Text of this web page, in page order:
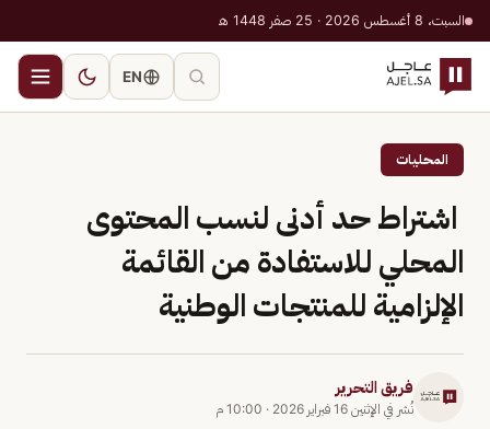
السبت، 8 أغسطس 2026 · 25 صفر 1448 هـ
EN
المحليات
اشتراط حد أدنى لنسب المحتوى
المحلي للاستفادة من القائمة
الإلزامية للمنتجات الوطنية
فريق التحرير
نُشر في الإثنين 16 فبراير 2026 · 10:00 م